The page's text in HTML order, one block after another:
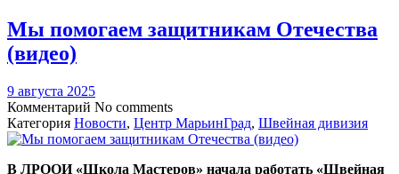
Мы помогаем защитникам Отечества
(видео)
9 августа 2025
Комментарий No comments
Категория Новости, Центр МарьинГрад, Швейная дивизия
В ЛРООИ «Школа Мастеров» начала работать «Швейная